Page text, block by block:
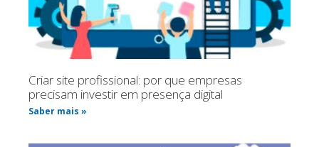
Criar site profissional: por que empresas
precisam investir em presença digital
Saber mais »